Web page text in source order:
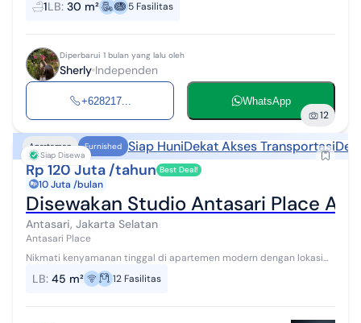
Size 160 x ...
1LB: 30 m² 5 Fasilitas
Diperbarui 1 bulan yang lalu oleh
Sherly Independen
+628217... WhatsApp
12
Siap Disewa
Apartemen Furnished Siap HuniDekat Akses Transportasi
Rp 120 Juta /tahun Best Deal!
10 Juta /bulan
Disewakan Studio Antasari Place
Antasari, Jakarta Selatan
Antasari Place
Nikmati kenyamanan tinggal di apartemen modern dengan lokasi
strategis di kawasan Cilandak, Jakarta Selatan. Antasari Place
menawarkan akses mudah ...
LB: 45 m² 12 Fasilitas